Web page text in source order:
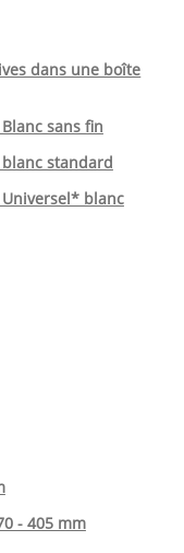
dans une boîte
sans fin
standard
blanc
- 405 mm